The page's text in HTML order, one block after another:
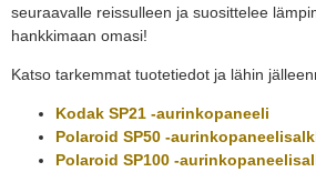
seuraavalle reissulleen ja suosittelee
hankkimaan omasi!
Katso tarkemmat tuotetiedot ja lähin
Kodak SP21 -aurinkopaneeli
Polaroid SP50 -
Polaroid SP100 -